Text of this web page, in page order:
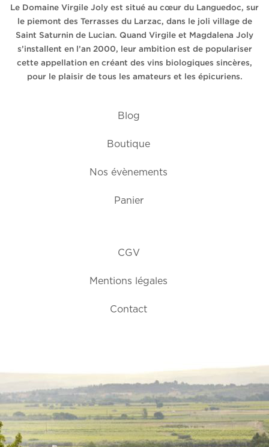
Le Domaine Virgile Joly est situé au cœur du Languedoc, sur
le piemont des Terrasses du Larzac, dans le joli village de
Saint Saturnin de Lucian. Quand Virgile et Magdalena Joly
s’installent en l’an 2000, leur ambition est de populariser
cette appellation en créant des vins biologiques sincères,
pour le plaisir de tous les amateurs et les épicuriens.
Blog
Boutique
Nos évènements
Panier
CGV
Mentions légales
Contact